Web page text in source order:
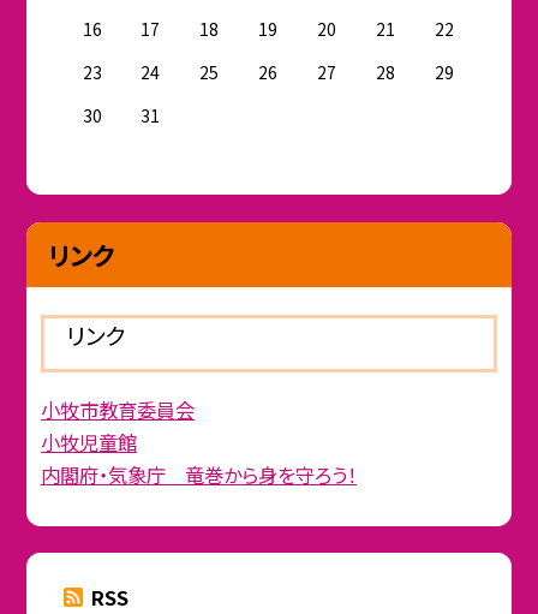
16
17 18 19 20 21
22
23
24 25 26 27 28
29
30
31
リンク
リンク
小牧市教育委員会
小牧児童館
内閣府・気象庁 竜巻から身を守ろう！
RSS